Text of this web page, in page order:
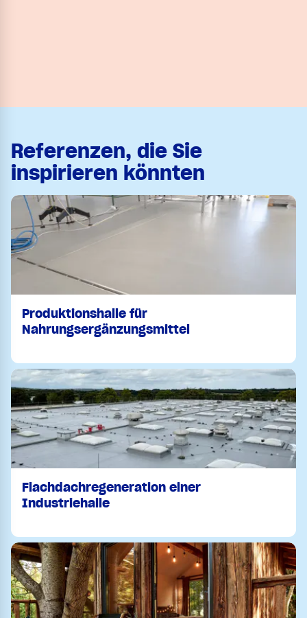
Referenzen, die Sie
inspirieren könnten
Produktionshalle für
Nahrungsergänzungsmittel
Flachdachregeneration einer
Industriehalle